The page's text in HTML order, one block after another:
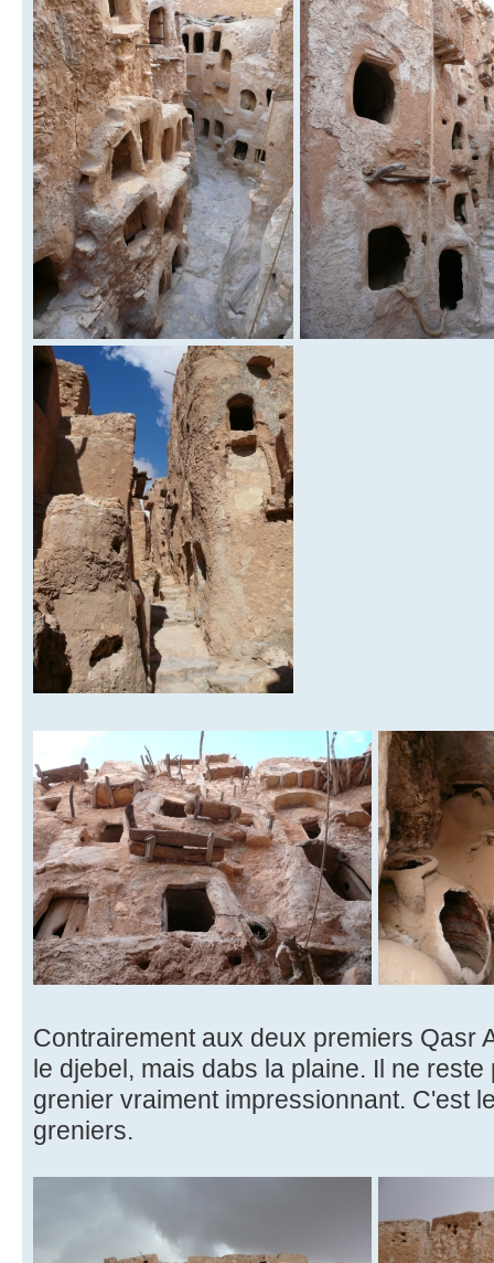
Contrairement aux deux premiers Qasr
le djebel, mais dabs la plaine. Il ne
grenier vraiment impressionnant. C'est
greniers.